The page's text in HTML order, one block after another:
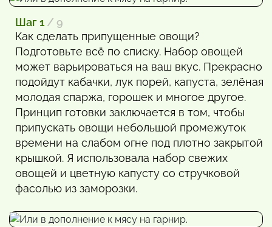
Шаг 1 / 9
Как сделать припущенные овощи?
Подготовьте всё по списку. Набор овощей
может варьироваться на ваш вкус. Прекрасно
подойдут кабачки, лук порей, капуста, зелёная
молодая спаржа, горошек и многое другое.
Принцип готовки заключается в том, чтобы
припускать овощи небольшой промежуток
времени на слабом огне под плотно закрытой
крышкой. Я использовала набор свежих
овощей и цветную капусту со стручковой
фасолью из заморозки.